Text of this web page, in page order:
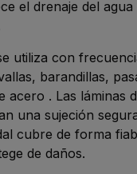
el drenaje del agua
utiliza con
barandillas,
acero . Las láminas
una sujeción
cubre de forma
de daños.